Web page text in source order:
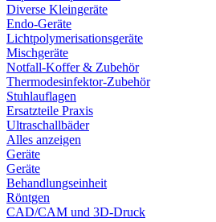
Diverse Kleingeräte
Endo-Geräte
Lichtpolymerisationsgeräte
Mischgeräte
Notfall-Koffer & Zubehör
Thermodesinfektor-Zubehör
Stuhlauflagen
Ersatzteile Praxis
Ultraschallbäder
Alles anzeigen
Geräte
Geräte
Behandlungseinheit
Röntgen
CAD/CAM und 3D-Druck